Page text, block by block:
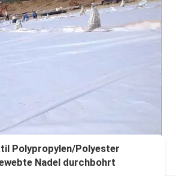
Polypropylen/Polyester
Nadel durchbohrt